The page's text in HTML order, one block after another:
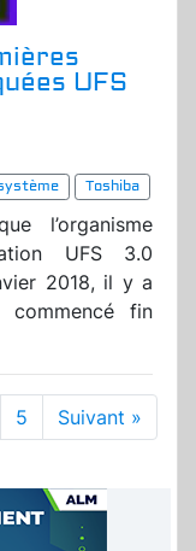
UFS
Toshiba
l’organisme
UFS 3.0
2018, il y a
fin
5 Suivant »